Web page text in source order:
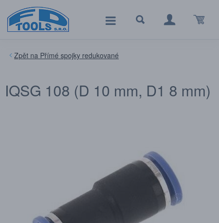
Přímé spojky redukované
IQSG 108 (D 10 mm, D1 8 mm)